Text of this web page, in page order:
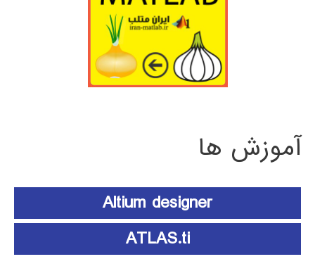
آموزش ها
Altium designer
ATLAS.ti